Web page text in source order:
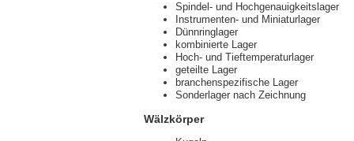
Spindel- und Hochgenauigkeitslager
Instrumenten- und Miniaturlager
Dünnringlager
kombinierte Lager
Hoch- und Tieftemperaturlager
geteilte Lager
branchenspezifische Lager
Sonderlager nach Zeichnung
Wälzkörper